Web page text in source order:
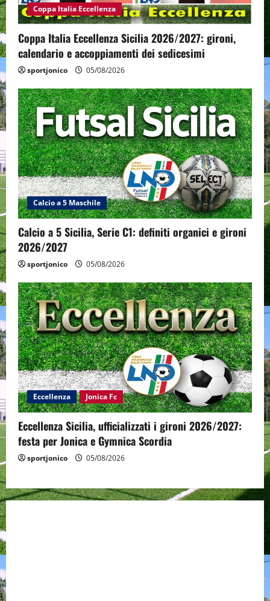
Coppa Italia Eccellenza
Coppa Italia Eccellenza Sicilia 2026/2027: gironi,
calendario e accoppiamenti dei sedicesimi
sportjonico 05/08/2026
Calcio a 5 Maschile
Calcio a 5 Sicilia, Serie C1: definiti organici e gironi
2026/2027
sportjonico 05/08/2026
Eccellenza Jonica Fc
Eccellenza Sicilia, ufficializzati i gironi 2026/2027:
festa per Jonica e Gymnica Scordia
sportjonico 05/08/2026